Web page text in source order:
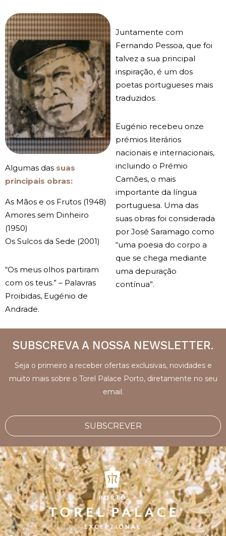
Algumas das suas
principais obras:
As Mãos e os Frutos (1948)
Amores sem Dinheiro
(1950)
Os Sulcos da Sede (2001)
“Os meus olhos partiram
com os teus.” – Palavras
Proibidas, Eugénio de
Andrade.
Juntamente com
Fernando Pessoa, que foi
talvez a sua principal
inspiração, é um dos
poetas portugueses mais
traduzidos.
Eugénio recebeu onze
prémios literários
nacionais e internacionais,
incluindo o Prémio
Camões, o mais
importante da língua
portuguesa. Uma das
suas obras foi considerada
por José Saramago como
“uma poesia do corpo a
que se chega mediante
uma depuração
contínua”.
SUBSCREVA A NOSSA NEWSLETTER.
Seja o primeiro a receber ofertas exclusivas, novidades e
muito mais sobre o Torel Palace Porto, diretamente no seu
email.
SUBSCREVER